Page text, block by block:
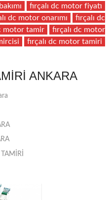
fırçalı dc motor fiyatı
dc motor onarımı
fırçalı dc
motor tamir
fırçalı dc motor
fırçalı dc motor tamiri
ANKARA